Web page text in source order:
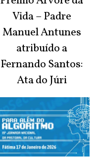
Vida – Padre
Manuel Antunes
atribuído a
Fernando Santos:
Ata do Júri